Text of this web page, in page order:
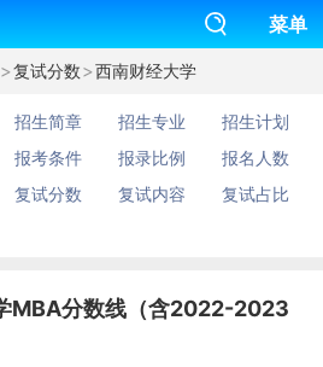
菜单
>复试分数>西南财经大学
招生简章 招生专业
招生计划
报考条件 报录比例
报名人数
复试分数 复试内容
复试占比
MBA分数线（含2022-2023